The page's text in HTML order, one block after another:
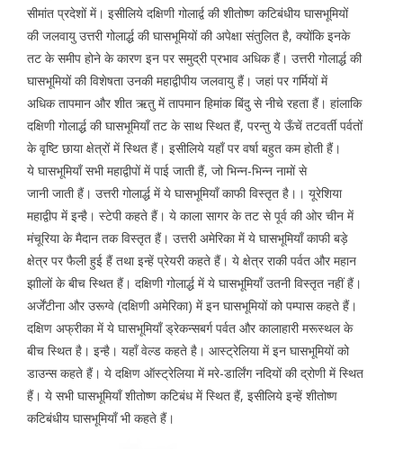
सीमांत प्रदेशों में। इसीलिये दक्षिणी गोलार्द्व की शीतोष्ण कटिबंधीय घासभूमियों
की जलवायु उत्तरी गोलार्द्ध की घासभूमियों की अपेक्षा संतुलित है, क्योंकि इनके
तट के समीप होने के कारण इन पर समुद्री प्रभाव अधिक हैं। उत्तरी गोलार्द्ध की
घासभूमियों की विशेषता उनकी महाद्वीपीय जलवायु हैं। जहां पर गर्मियों में
अधिक तापमान और शीत ऋतु में तापमान हिमांक बिंदु से नीचे रहता हैं। हांलाकि
दक्षिणी गोलार्द्ध की घासभूमियाँ तट के साथ स्थित हैं, परन्तु ये ऊँचें तटवर्ती पर्वतों
के वृष्टि छाया क्षेत्रों में स्थित हैं। इसीलिये यहाँ पर वर्षा बहुत कम होती हैं।
ये घासभूमियाँ सभी महाद्वीपों में पाई जाती हैं, जो भिन्न-भिन्न नामों से
जानी जाती हैं। उत्तरी गोलार्द्ध में ये घासभूमियाँ काफी विस्तृत है।। यूरेशिया
महाद्वीप में इन्है। स्टेपी कहते हैं। ये काला सागर के तट से पूर्व की ओर चीन में
मंचूरिया के मैदान तक विस्तृत हैं। उत्तरी अमेरिका में ये घासभूमियाँ काफी बड़े
क्षेत्र पर फैली हुई हैं तथा इन्हें प्रेयरी कहते हैं। ये क्षेत्र राकी पर्वत और महान
झाीलों के बीच स्थित हैं। दक्षिणी गोलार्द्ध में ये घासभूमियाँ उतनी विस्तृत नहीं हैं।
अर्जेंटीना और उरूग्वे (दक्षिणी अमेरिका) में इन घासभूमियों को पम्पास कहते हैं।
दक्षिण अफ्रीका में ये घासभूमियाँ ड्रेकन्सबर्ग पर्वत और कालाहारी मरूस्थल के
बीच स्थित है। इन्है। यहाँ वेल्ड कहते है। आस्ट्रेलिया में इन घासभूमियों को
डाउन्स कहते हैं। ये दक्षिण ऑस्ट्रेलिया में मरे-डार्लिंग नदियों की द्रोणी में स्थित
हैं। ये सभी घासभूमियाँ शीतोष्ण कटिबंध में स्थित हैं, इसीलिये इन्हें शीतोष्ण
कटिबंधीय घासभूमियाँ भी कहते हैं।